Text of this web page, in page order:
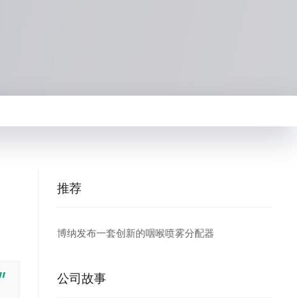
推荐
博纳发布一套创新的咽喉喷雾分配器
公司故事